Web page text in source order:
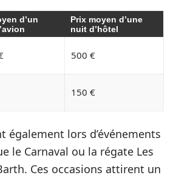
d’un
Prix moyen d’une
nuit d’hôtel
500 €
150 €
également lors d’événements
le Carnaval ou la régate Les
Ces occasions attirent un